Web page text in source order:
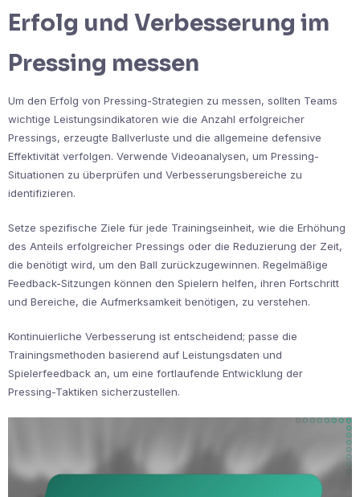
Erfolg und Verbesserung im
Pressing messen
Um den Erfolg von Pressing-Strategien zu messen, sollten Teams
wichtige Leistungsindikatoren wie die Anzahl erfolgreicher
Pressings, erzeugte Ballverluste und die allgemeine defensive
Effektivität verfolgen. Verwende Videoanalysen, um Pressing-
Situationen zu überprüfen und Verbesserungsbereiche zu
identifizieren.
Setze spezifische Ziele für jede Trainingseinheit, wie die Erhöhung
des Anteils erfolgreicher Pressings oder die Reduzierung der Zeit,
die benötigt wird, um den Ball zurückzugewinnen. Regelmäßige
Feedback-Sitzungen können den Spielern helfen, ihren Fortschritt
und Bereiche, die Aufmerksamkeit benötigen, zu verstehen.
Kontinuierliche Verbesserung ist entscheidend; passe die
Trainingsmethoden basierend auf Leistungsdaten und
Spielerfeedback an, um eine fortlaufende Entwicklung der
Pressing-Taktiken sicherzustellen.